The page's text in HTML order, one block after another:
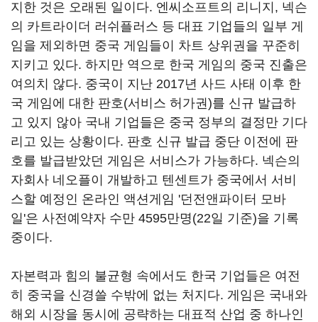
지한 것은 오래된 일이다. 엔씨소프트의 리니지, 넥슨
의 카트라이더 러쉬플러스 등 대표 기업들의 일부 게
임을 제외하면 중국 게임들이 차트 상위권을 꾸준히
지키고 있다. 하지만 역으로 한국 게임의 중국 진출은
여의치 않다. 중국이 지난 2017년 사드 사태 이후 한
국 게임에 대한 판호(서비스 허가권)를 신규 발급하
고 있지 않아 국내 기업들은 중국 정부의 결정만 기다
리고 있는 상황이다. 판호 신규 발급 중단 이전에 판
호를 발급받았던 게임은 서비스가 가능하다. 넥슨의
자회사 네오플이 개발하고 텐센트가 중국에서 서비
스할 예정인 온라인 액션게임 '던전앤파이터 모바
일'은 사전예약자 수만 4595만명(22일 기준)을 기록
중이다.
자본력과 힘의 불균형 속에서도 한국 기업들은 여전
히 중국을 신경쓸 수밖에 없는 처지다. 게임은 국내와
해외 시장을 동시에 공략하는 대표적 산업 중 하나인